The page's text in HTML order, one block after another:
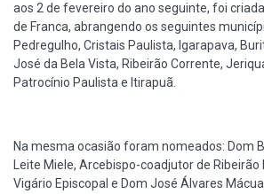
aos 2 de fevereiro do ano seguinte, foi
de Franca, abrangendo os seguintes
Pedregulho, Cristais Paulista, Igarapava,
José da Bela Vista, Ribeirão Corrente,
Patrocínio Paulista e Itirapuã.
Na mesma ocasião foram nomeados: Dom
Leite Miele, Arcebispo-coadjutor de
Vigário Episcopal e Dom José Álvares